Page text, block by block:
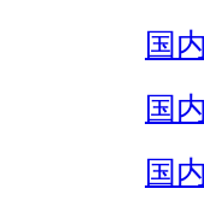
国
国
国